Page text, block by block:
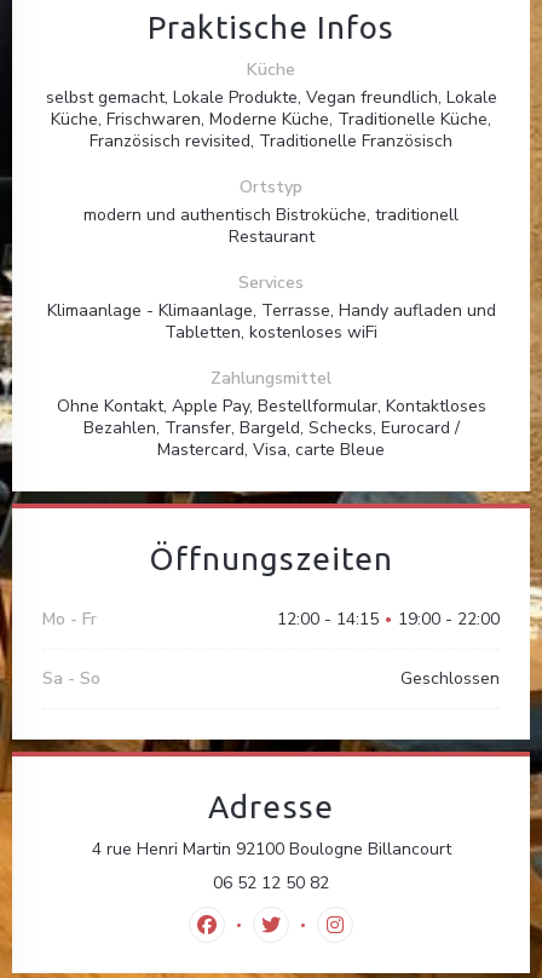
Praktische Infos
Küche
selbst gemacht, Lokale Produkte, Vegan freundlich, Lokale
Küche, Frischwaren, Moderne Küche, Traditionelle Küche,
Französisch revisited, Traditionelle Französisch
Ortstyp
modern und authentisch Bistroküche, traditionell
Restaurant
Services
Klimaanlage - Klimaanlage, Terrasse, Handy aufladen und
Tabletten, kostenloses wiFi
Zahlungsmittel
Ohne Kontakt, Apple Pay, Bestellformular, Kontaktloses
Bezahlen, Transfer, Bargeld, Schecks, Eurocard /
Mastercard, Visa, carte Bleue
Öffnungszeiten
Mo - Fr 12:00 - 14:15 • 19:00 - 22:00
Sa - So Geschlossen
Adresse
4 rue Henri Martin 92100 Boulogne Billancourt((öffnet ein
06 52 12 50 82
Facebook ((öffnet ein neues Fenster))
Twitter ((öffnet ein neues
Instagram ((öffnet ein